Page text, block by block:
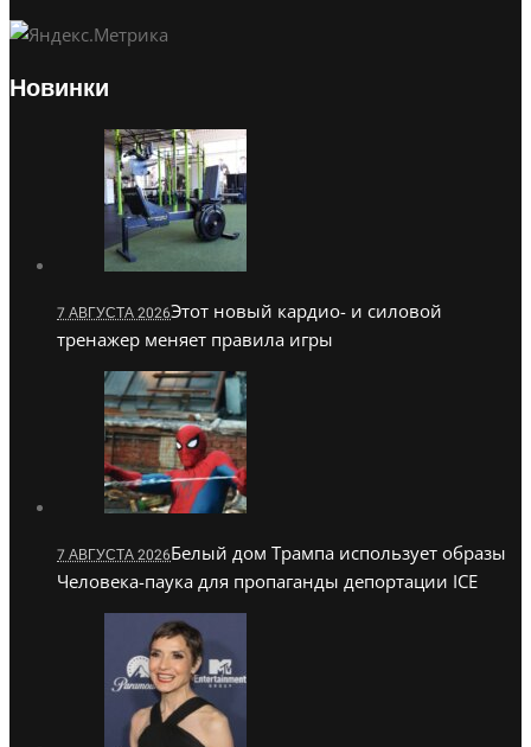
Новинки
7 АВГУСТА 2026Этот новый кардио- и силовой
тренажер меняет правила игры
7 АВГУСТА 2026Белый дом Трампа использует образы
Человека-паука для пропаганды депортации ICE